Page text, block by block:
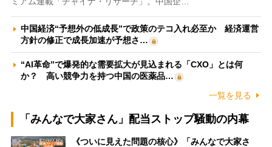
中国経済“予想外の低成長”で政策のテコ入れ必至か 経済運営
方針の修正で成長加速が予想さ…
“AI革命”で爆発的な需要拡大が見込まれる「CXO」とは何
か？ 高い競争力を持つ中国の医薬品…
一覧を見る
「みんなで大家さん」配当ストップ騒動の内幕
《ついに見えた問題の核心》「みんなで大家さ